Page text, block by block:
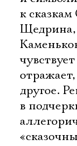
к
Щедрина,
другое.
в